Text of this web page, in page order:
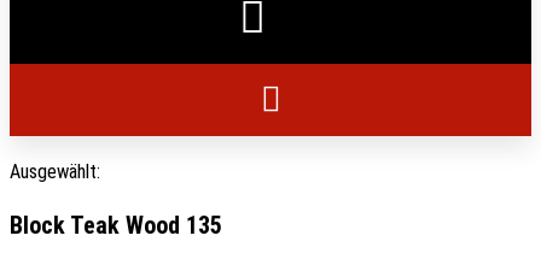
Ausgewählt:
Block Teak Wood 135